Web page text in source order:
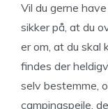
Vil du gerne
sikker på, at du
er om, at du skal
findes der
selv bestemme,
campingspejle,